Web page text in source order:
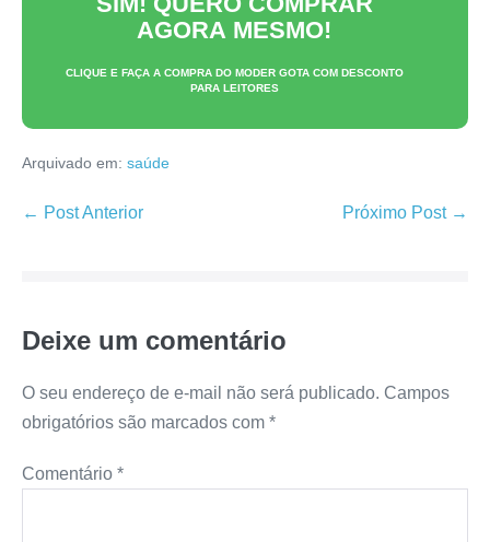
AGORA MESMO!
CLIQUE E FAÇA A COMPRA DO MODER GOTACOM DESCONTO
PARA LEITORES
Arquivado em: saúde
Navegação
← Post Anterior Próximo Post →
Deixe um comentário
O seu endereço de e-mail não será publicado. Campos
obrigatórios são marcados com *
Comentário *